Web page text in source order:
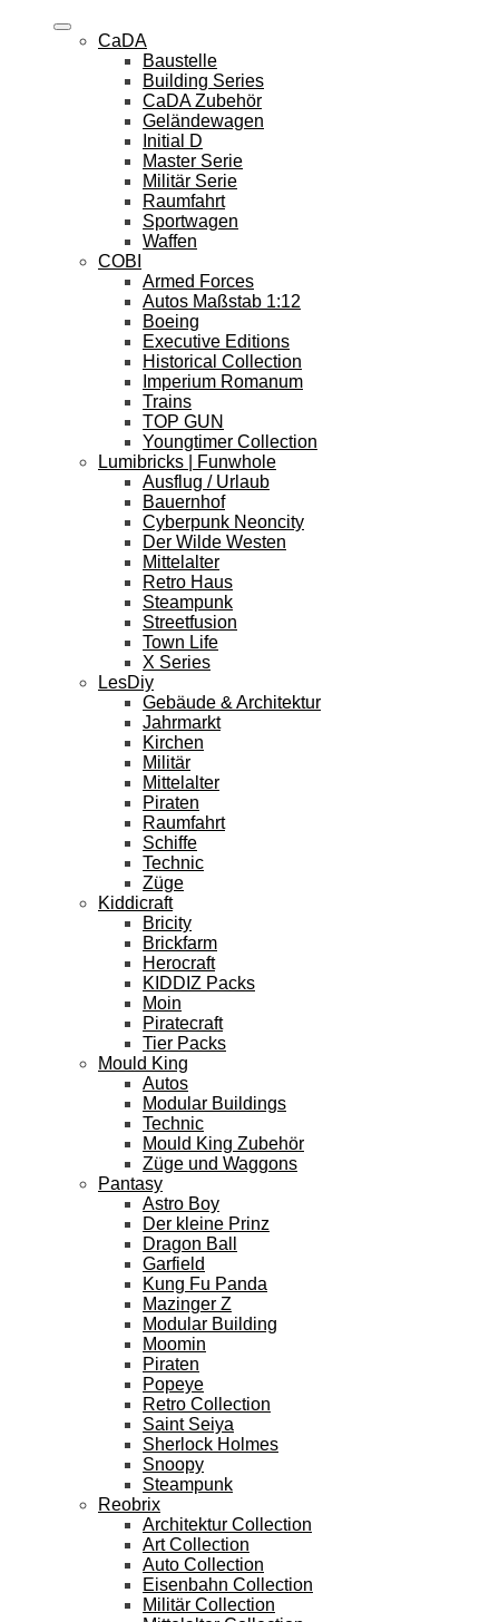
CaDA
Baustelle
Building Series
CaDA Zubehör
Geländewagen
Initial D
Master Serie
Militär Serie
Raumfahrt
Sportwagen
Waffen
COBI
Armed Forces
Autos Maßstab 1:12
Boeing
Executive Editions
Historical Collection
Imperium Romanum
Trains
TOP GUN
Youngtimer Collection
Lumibricks | Funwhole
Ausflug / Urlaub
Bauernhof
Cyberpunk Neoncity
Der Wilde Westen
Mittelalter
Retro Haus
Steampunk
Streetfusion
Town Life
X Series
LesDiy
Gebäude & Architektur
Jahrmarkt
Kirchen
Militär
Mittelalter
Piraten
Raumfahrt
Schiffe
Technic
Züge
Kiddicraft
Bricity
Brickfarm
Herocraft
KIDDIZ Packs
Moin
Piratecraft
Tier Packs
Mould King
Autos
Modular Buildings
Technic
Mould King Zubehör
Züge und Waggons
Pantasy
Astro Boy
Der kleine Prinz
Dragon Ball
Garfield
Kung Fu Panda
Mazinger Z
Modular Building
Moomin
Piraten
Popeye
Retro Collection
Saint Seiya
Sherlock Holmes
Snoopy
Steampunk
Reobrix
Architektur Collection
Art Collection
Auto Collection
Eisenbahn Collection
Militär Collection